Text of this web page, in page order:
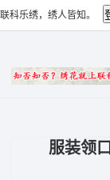
联科乐绣，绣人皆知。
服装领